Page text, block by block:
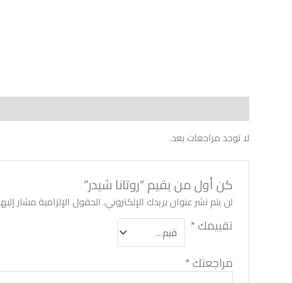
لا توجد مراجعات بعد.
كن أول من يقيم “روتانا شيدر”
لن يتم نشر عنوان بريدك الإلكتروني. الحقول الإلزامية مشار
تقييمك*
مراجعتك*